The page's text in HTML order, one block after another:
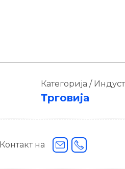
Категорија /
Трговија
Контакт на